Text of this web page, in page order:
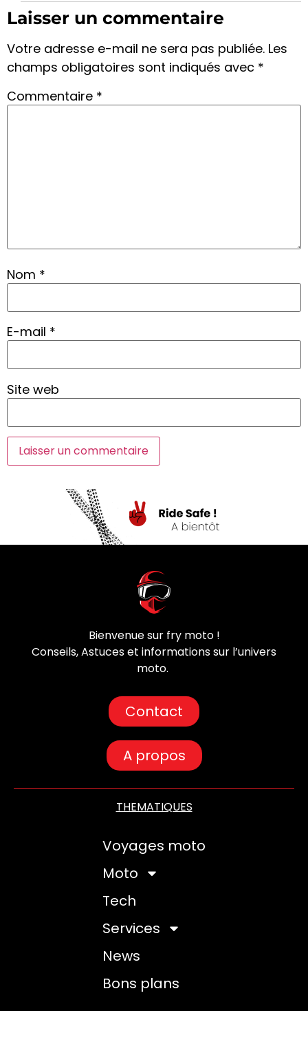
Laisser un commentaire
Votre adresse e-mail ne sera pas publiée. Les
champs obligatoires sont indiqués avec *
Commentaire *
Nom *
E-mail *
Site web
Bienvenue sur fry moto !
Conseils, Astuces et informations sur l’univers
moto.
Contact
A propos
THEMATIQUES
Voyages moto
Moto
Tech
Services
News
Bons plans